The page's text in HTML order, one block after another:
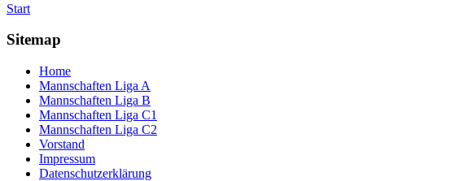
Start
Sitemap
Home
Mannschaften Liga A
Mannschaften Liga B
Mannschaften Liga C1
Mannschaften Liga C2
Vorstand
Impressum
Datenschutzerklärung